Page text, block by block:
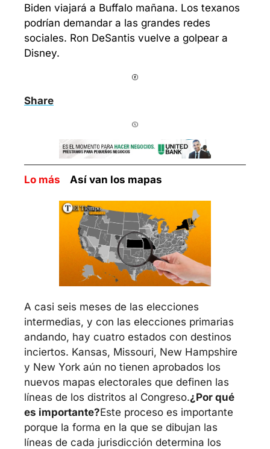
Biden viajará a Buffalo mañana. Los texanos
podrían demandar a las grandes redes
sociales. Ron DeSantis vuelve a golpear a
Disney.
Share
Lo más Así van los mapas
A casi seis meses de las elecciones
intermedias, y con las elecciones primarias
andando, hay cuatro estados con destinos
inciertos. Kansas, Missouri, New Hampshire
y New York aún no tienen aprobados los
nuevos mapas electorales que definen las
líneas de los distritos al Congreso.¿Por qué
es importante?Este proceso es importante
porque la forma en la que se dibujan las
líneas de cada jurisdicción determina los